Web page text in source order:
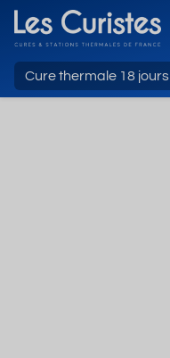
Cure thermale 18 jours